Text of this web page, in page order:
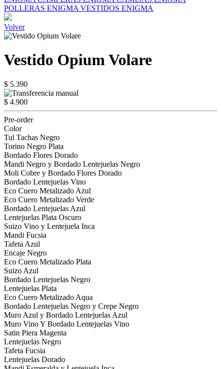
POLLERAS ENIGMA VESTIDOS ENIGMA
Volver
Vestido Opium Volare
$ 5.390
$ 4.900
Pre-order
Color
Tul Tachas Negro
Torino Negro Plata
Bordado Flores Dorado
Mandi Negro y Bordado Lentejuelas Negro
Moli Cobre y Bordado Flores Dorado
Bordado Lentejuelas Vino
Eco Cuero Metalizado Azul
Eco Cuero Metalizado Verde
Bordado Lentejuelas Azul
Lentejuelas Plata Oscuro
Suizo Vino y Lentejuela Inca
Mandi Fucsia
Tafeta Azul
Encaje Negro
Eco Cuero Metalizado Plata
Suizo Azul
Bordado Lentejuelas Negro
Lentejuelas Plata
Eco Cuero Metalizado Aqua
Bordado Lentejuelas Negro y Crepe Negro
Muro Azul y Bordado Lentejuelas Azul
Muro Vino Y Bordado Lentejuelas Vino
Satin Piera Magenta
Lentejuelas Negro
Tafeta Fucsia
Lentejuelas Dorado